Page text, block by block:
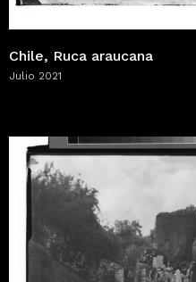
Chile, Ruca araucana
Julio 2021